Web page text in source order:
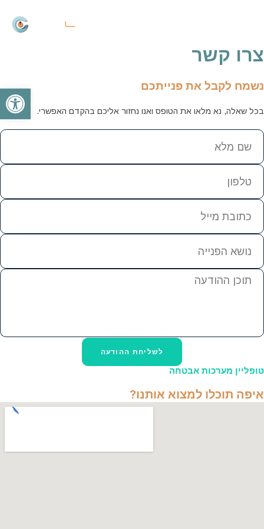
צרו קשר
נשמח לקבל את פנייתכם
בכל שאלה, נא מלאו את הטופס ואנו נחזור אליכם בהקדם האפשרי.
לשליחת ההודעה
טופליין מערכות אבטחה
איפה תוכלו למצוא אותנו?